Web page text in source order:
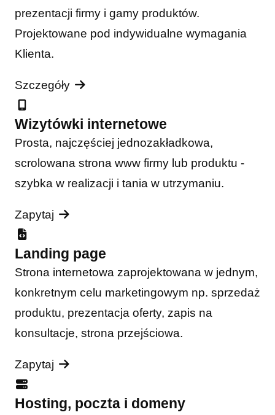
prezentacji firmy i gamy produktów.
Projektowane pod indywidualne wymagania
Klienta.
Szczegóły
Wizytówki internetowe
Prosta, najczęściej jednozakładkowa,
scrolowana strona www firmy lub produktu -
szybka w realizacji i tania w utrzymaniu.
Zapytaj
Landing page
Strona internetowa zaprojektowana w jednym,
konkretnym celu marketingowym np. sprzedaż
produktu, prezentacja oferty, zapis na
konsultacje, strona przejściowa.
Zapytaj
Hosting, poczta i domeny